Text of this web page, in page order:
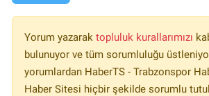
Yorum yazarak topluluk kurallarımızı
bulunuyor ve tüm sorumluluğu
yorumlardan HaberTS - Trabzonspor
Haber Sitesi hiçbir şekilde sorumlu